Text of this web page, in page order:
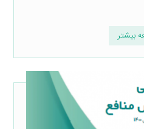
بیشتر